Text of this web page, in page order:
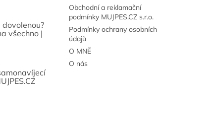
dovolenou?
všechno |
Obchodní a reklamační
podmínky MUJPES.CZ s.r.o.
Podmínky ochrany osobních
údajů
O MNĚ
O nás